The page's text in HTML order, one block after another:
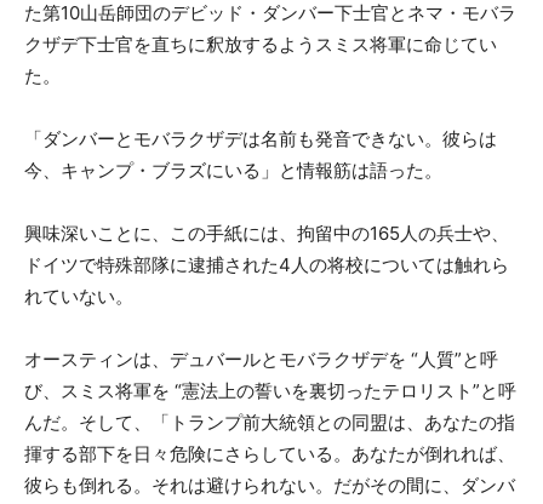
た第10山岳師団のデビッド・ダンバー下士官とネマ・モバラ
クザデ下士官を直ちに釈放するようスミス将軍に命じてい
た。
「ダンバーとモバラクザデは名前も発音できない。彼らは
今、キャンプ・ブラズにいる」と情報筋は語った。
興味深いことに、この手紙には、拘留中の165人の兵士や、
ドイツで特殊部隊に逮捕された4人の将校については触れら
れていない。
オースティンは、デュバールとモバラクザデを “人質”と呼
び、スミス将軍を “憲法上の誓いを裏切ったテロリスト”と呼
んだ。そして、「トランプ前大統領との同盟は、あなたの指
揮する部下を日々危険にさらしている。あなたが倒れれば、
彼らも倒れる。それは避けられない。だがその間に、ダンバ